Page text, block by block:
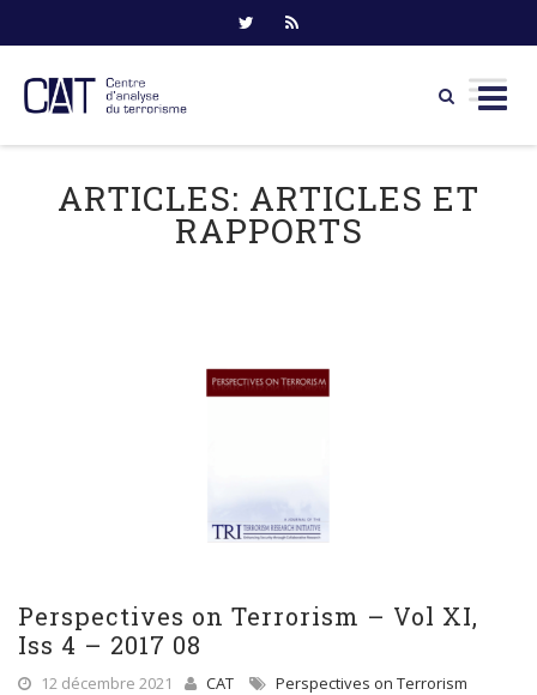
contentARTICLES: ARTICLES ET
RAPPORTS
Perspectives on Terrorism – Vol XI,
Iss 4 – 2017 08
12 décembre 2021 CAT
Perspectives on Terrorism